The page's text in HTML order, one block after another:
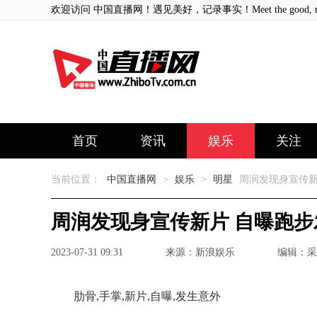
欢迎访问 中国直播网！遇见美好，记录事实！Meet the good,
首页 资讯 娱乐 关注
当前位置： 中国直播网 > 娱乐 > 明星 周润发现身宣传
周润发现身宣传新片 自曝跑
2023-07-31 09:31 来源：新浪娱乐 编辑：
肋骨,手掌,新片,自曝,发生意外